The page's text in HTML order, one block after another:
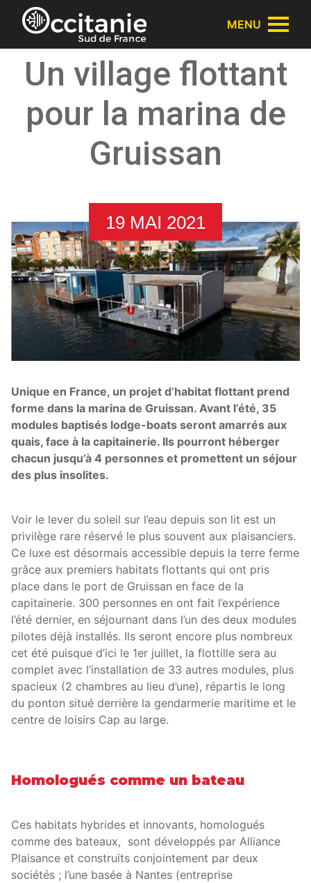
Panneau de gestion des cookies
MENU
Un village flottant
pour la marina de
Gruissan
19 MAI 2021
Unique en France, un projet d’habitat flottant prend
forme dans la marina de Gruissan. Avant l’été, 35
modules baptisés lodge-boats seront amarrés aux
quais, face à la capitainerie. Ils pourront héberger
chacun jusqu’à 4 personnes et promettent un séjour
des plus insolites.
Voir le lever du soleil sur l’eau depuis son lit est un
privilège rare réservé le plus souvent aux plaisanciers.
Ce luxe est désormais accessible depuis la terre ferme
grâce aux premiers habitats flottants qui ont pris
place dans le port de Gruissan en face de la
capitainerie. 300 personnes en ont fait l’expérience
l’été dernier, en séjournant dans l’un des deux modules
pilotes déjà installés. Ils seront encore plus nombreux
cet été puisque d’ici le 1er juillet, la flottille sera au
complet avec l’installation de 33 autres modules, plus
spacieux (2 chambres au lieu d’une), répartis le long
du ponton situé derrière la gendarmerie maritime et le
centre de loisirs Cap au large.
Homologués comme un bateau
Ces habitats hybrides et innovants, homologués
comme des bateaux, sont développés par Alliance
Plaisance et construits conjointement par deux
sociétés ; l’une basée à Nantes (entreprise